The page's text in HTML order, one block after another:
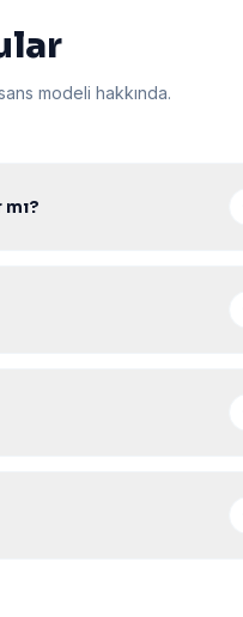
modeli hakkında.